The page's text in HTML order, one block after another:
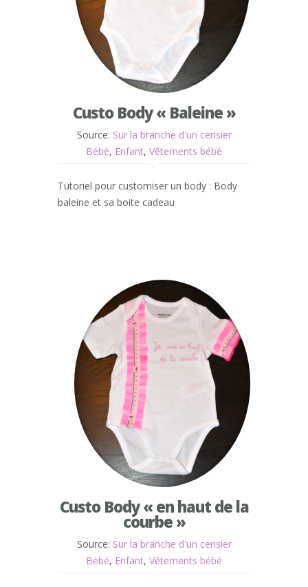
Custo Body « Baleine »
Source: Sur la branche d'un cerisier
Bébé, Enfant, Vêtements bébé
Tutoriel pour customiser un body : Body
baleine et sa boite cadeau
Custo Body « en haut de la
courbe »
Source: Sur la branche d'un cerisier
Bébé, Enfant, Vêtements bébé